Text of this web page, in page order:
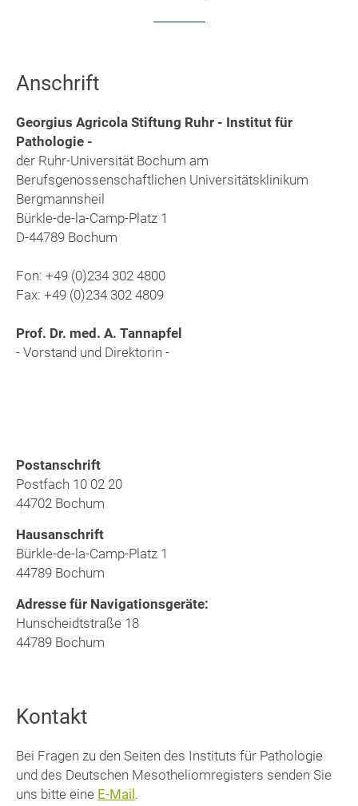
Anschrift
Georgius Agricola Stiftung Ruhr - Institut für
Pathologie -
der Ruhr-Universität Bochum am
Berufsgenossenschaftlichen Universitätsklinikum
Bergmannsheil
Bürkle-de-la-Camp-Platz 1
D-44789 Bochum
Fon: +49 (0)234 302 4800
Fax: +49 (0)234 302 4809
Prof. Dr. med. A. Tannapfel
- Vorstand und Direktorin -
Postanschrift
Postfach 10 02 20
44702 Bochum
Hausanschrift
Bürkle-de-la-Camp-Platz 1
44789 Bochum
Adresse für Navigationsgeräte:
Hunscheidtstraße 18
44789 Bochum
Kontakt
Bei Fragen zu den Seiten des Instituts für Pathologie
und des Deutschen Mesotheliomregisters senden Sie
uns bitte eine E-Mail.